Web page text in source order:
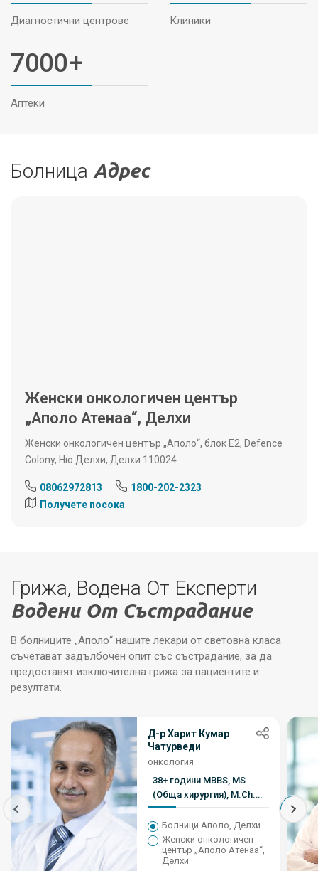
Диагностични центрове Клиники
7000+
Аптеки
Болница Адрес
Женски онкологичен център
„Аполо Атенаа“, Делхи
Женски онкологичен център „Аполо“, блок E2, Defence
Colony, Ню Делхи, Делхи 110024
08062972813
1800-202-2323
Получете посока
Грижа, Водена От Експерти
Водени От Състрадание
В болниците „Аполо“ нашите лекари от световна класа
съчетават задълбочен опит със състрадание, за да
предоставят изключителна грижа за пациентите и
резултати.
Д-р Харит Кумар
Чатурведи
онкология
38+ години MBBS, MS
(Обща хирургия), M.Ch.
(Хирургична онкология)
Болници Аполо, Делхи
Женски онкологичен
център „Аполо Атенаа“,
Делхи